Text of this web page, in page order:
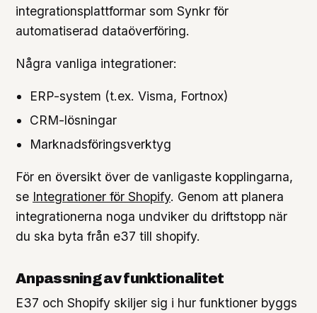
integrationsplattformar som Synkr för
automatiserad dataöverföring.
Några vanliga integrationer:
ERP-system (t.ex. Visma, Fortnox)
CRM-lösningar
Marknadsföringsverktyg
För en översikt över de vanligaste kopplingarna,
se Integrationer för Shopify. Genom att planera
integrationerna noga undviker du driftstopp när
du ska byta från e37 till shopify.
Anpassning av funktionalitet
E37 och Shopify skiljer sig i hur funktioner byggs